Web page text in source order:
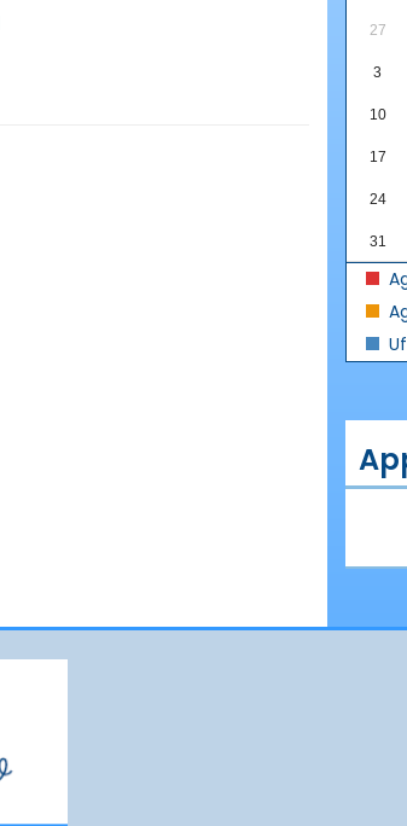
27
3
10
17
24
31